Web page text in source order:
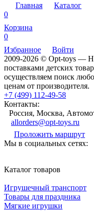
Главная
Каталог
0
Корзина
0
Избранное
Войти
2009-2026 © Opt-toys —
поставками детских
осуществляем поиск
ценам от производителя.
+7 (499) 112-49-58
Контакты:
Россия, Москва,
allorders@opt-toys.ru
Проложить маршрут
Мы в социальных сетях:
Каталог товаров
Игрушечный транспорт
Товары для праздника
Мягкие игрушки